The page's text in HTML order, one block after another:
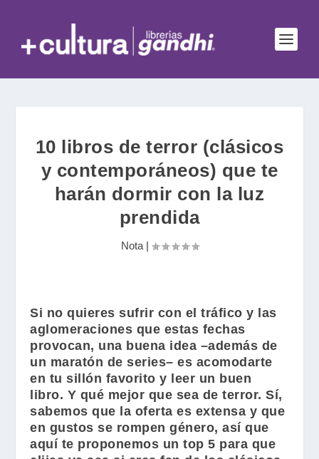
10 libros de terror (clásicos
y contemporáneos) que te
harán dormir con la luz
prendida
Nota|
Si no quieres sufrir con el tráfico y las
aglomeraciones que estas fechas
provocan, una buena idea –además de
un maratón de series– es acomodarte
en tu sillón favorito y leer un buen
libro. Y qué mejor que sea de terror. Sí,
sabemos que la oferta es extensa y que
en gustos se rompen género, así que
aquí te proponemos un top 5 para que